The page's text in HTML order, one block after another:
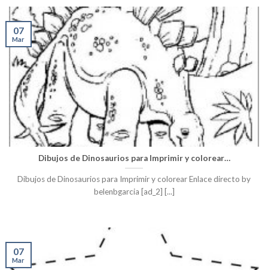
Dibujos de Dinosaurios para Imprimir y colorear…
Dibujos de Dinosaurios para Imprimir y colorear Enlace directo by
belenbgarcia [ad_2] [...]
07
Mar
07
Mar